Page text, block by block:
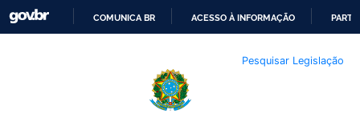
O
CONTEÚDO
COMUNICA BR ACESSO À INFORMAÇÃO
Pesquisar Legislação